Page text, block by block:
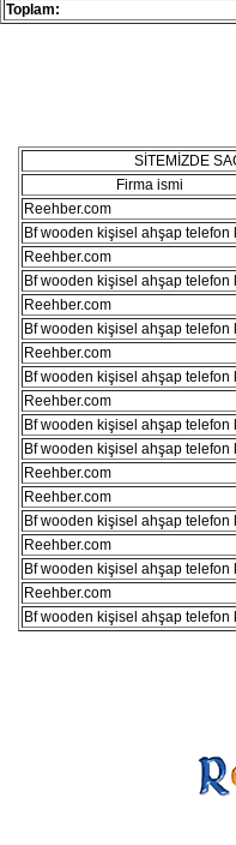
Toplam:
SİTEMİZDE
Firma ismi
Reehber.com
Bf wooden kişisel ahşap telefon
Reehber.com
Bf wooden kişisel ahşap telefon
Reehber.com
Bf wooden kişisel ahşap telefon
Reehber.com
Bf wooden kişisel ahşap telefon
Reehber.com
Bf wooden kişisel ahşap telefon
Bf wooden kişisel ahşap telefon
Reehber.com
Reehber.com
Bf wooden kişisel ahşap telefon
Reehber.com
Bf wooden kişisel ahşap telefon
Reehber.com
Bf wooden kişisel ahşap telefon